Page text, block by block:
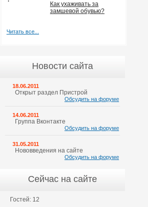
Как ухаживать за
замшевой обувью?
Читать все...
Новости сайта
18.06.2011
Открыт раздел Пристрой
Обсудить на форуме
14.06.2011
Группа Вконтакте
Обсудить на форуме
31.05.2011
Нововведения на сайте
Обсудить на форуме
Сейчас на сайте
Гостей: 12